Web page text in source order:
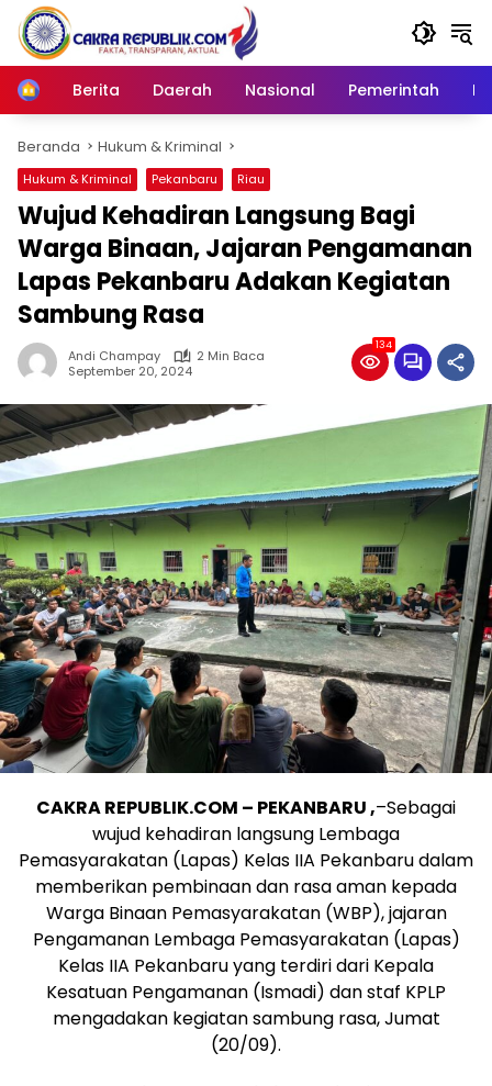
Langsung
konten
Home
Berita Daerah Nasional Pemerintah
Beranda Hukum & Kriminal
Hukum & Kriminal Pekanbaru Riau
Wujud Kehadiran Langsung Bagi
Warga Binaan, Jajaran Pengamanan
Lapas Pekanbaru Adakan Kegiatan
Sambung Rasa
Andi Champay
2 Min Baca
September 20, 2024
134
CAKRA REPUBLIK.COM – PEKANBARU ,–Sebagai
wujud kehadiran langsung Lembaga
Pemasyarakatan (Lapas) Kelas IIA Pekanbaru dalam
memberikan pembinaan dan rasa aman kepada
Warga Binaan Pemasyarakatan (WBP), jajaran
Pengamanan Lembaga Pemasyarakatan (Lapas)
Kelas IIA Pekanbaru yang terdiri dari Kepala
Kesatuan Pengamanan (Ismadi) dan staf KPLP
mengadakan kegiatan sambung rasa, Jumat
(20/09).